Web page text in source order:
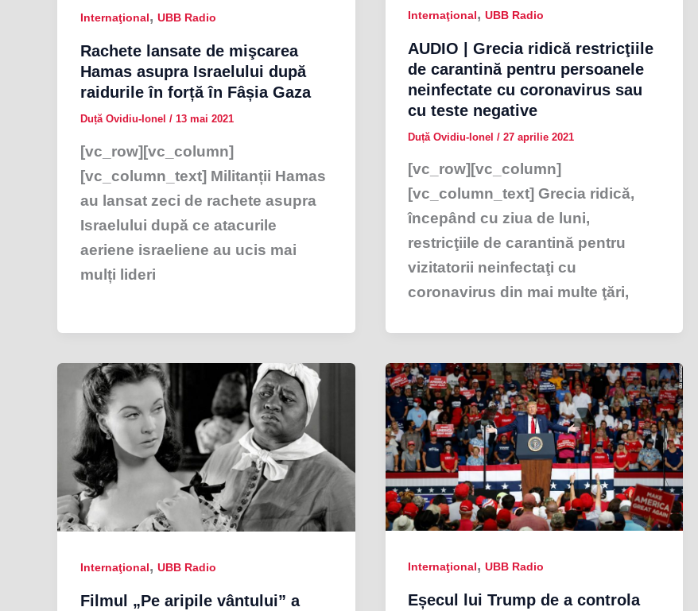
Internaţional, UBB Radio
Rachete lansate de mişcarea
Hamas asupra Israelului după
raidurile în forță în Fâșia Gaza
Duță Ovidiu-Ionel / 13 mai 2021
[vc_row][vc_column]
[vc_column_text] Militanții Hamas
au lansat zeci de rachete asupra
Israelului după ce atacurile
aeriene israeliene au ucis mai
mulți lideri
Internaţional,UBB Radio
AUDIO | Grecia ridică restricţiile
de carantină pentru persoanele
neinfectate cu coronavirus sau
cu teste negative
Duță Ovidiu-Ionel/27 aprilie 2021
[vc_row][vc_column]
[vc_column_text] Grecia ridică,
începând cu ziua de luni,
restricţiile de carantină pentru
vizitatorii neinfectaţi cu
coronavirus din mai multe ţări,
Internaţional, UBB Radio
Filmul „Pe aripile vântului” a
Internaţional,UBB Radio
Eșecul lui Trump de a controla